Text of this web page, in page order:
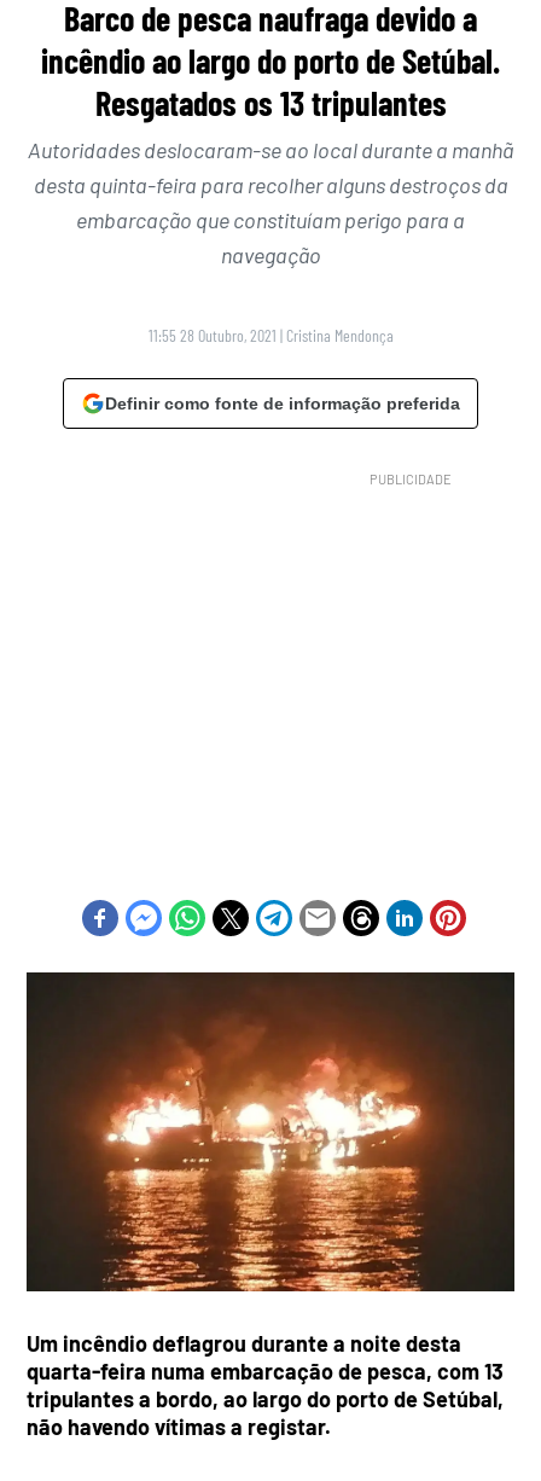
Barco de pesca naufraga devido a
incêndio ao largo do porto de Setúbal.
Resgatados os 13 tripulantes
Autoridades deslocaram-se ao local durante a manhã
desta quinta-feira para recolher alguns destroços da
embarcação que constituíam perigo para a
navegação
11:55 28 Outubro, 2021 | Cristina Mendonça
Definir como fonte de informação preferida
Um incêndio deflagrou durante a noite desta
quarta-feira numa embarcação de pesca, com 13
tripulantes a bordo, ao largo do porto de Setúbal,
não havendo vítimas a registar.